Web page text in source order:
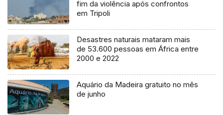
fim da violência após confrontos
em Tripoli
Desastres naturais mataram mais
de 53.600 pessoas em África entre
2000 e 2022
Aquário da Madeira gratuito no mês
de junho